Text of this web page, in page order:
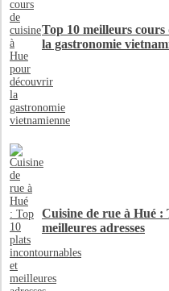
Top 10 meilleurs
la gastronomie
Cuisine de rue à Hué :
meilleures adresses